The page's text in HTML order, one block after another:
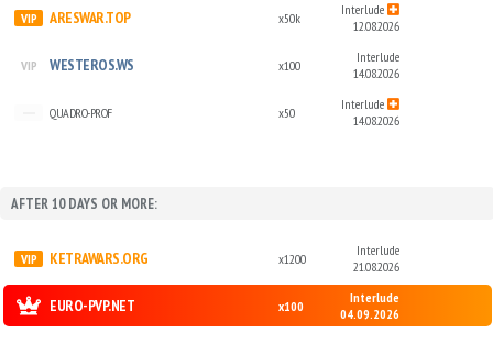
ARESWAR.TOP x50k
Interlude
12.08.2026
WESTEROS.WS x100
Interlude
14.08.2026
QUADRO-PROF x50
Interlude
14.08.2026
AFTER 10 DAYS OR MORE:
KETRAWARS.ORG x1200
Interlude
21.08.2026
EURO-PVP.NET x100
Interlude
04.09.2026